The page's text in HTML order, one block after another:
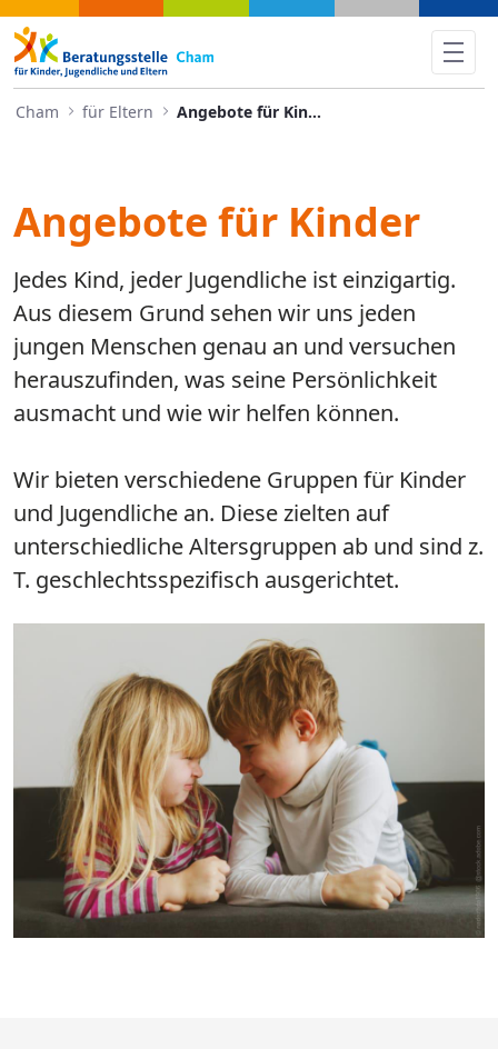
Angebote für Kinder - Cham
Cham für Eltern Angebote für Kinder
Angebote für Kinder
Jedes Kind, jeder Jugendliche ist einzigartig.
Aus diesem Grund sehen wir uns jeden
jungen Menschen genau an und versuchen
herauszufinden, was seine Persönlichkeit
ausmacht und wie wir helfen können.
Wir bieten verschiedene Gruppen für Kinder
und Jugendliche an. Diese zielten auf
unterschiedliche Altersgruppen ab und sind z.
T. geschlechtsspezifisch ausgerichtet.